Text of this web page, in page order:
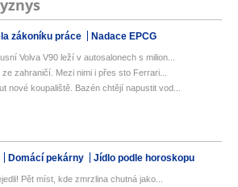
zákoníku práce Nadace EPCG
Volva V90 leží v autosalonech s milion...
zahraničí. Mezi nimi i přes sto Ferrari...
nové koupaliště. Bazén chtějí napustit vod...
Domácí pekárny Jídlo podle horoskopu
Pět míst, kde zmrzlina chutná jako...